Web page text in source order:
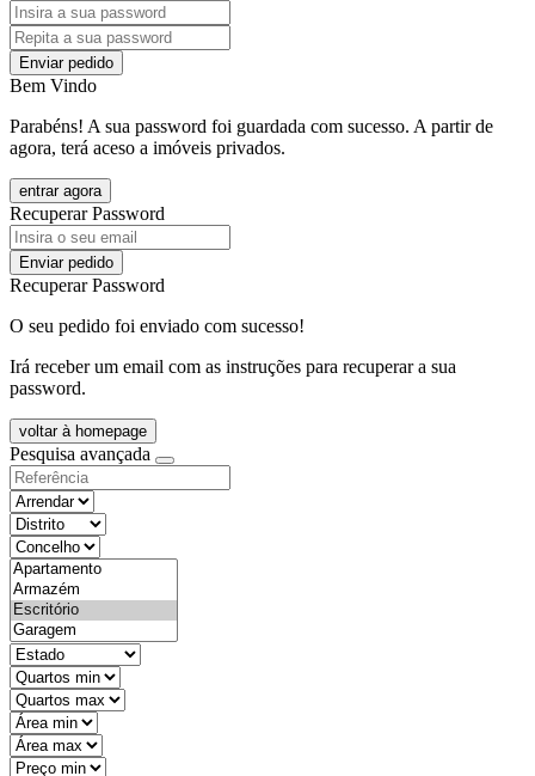
Enviar pedido
Bem Vindo
Parabéns! A sua password foi guardada com sucesso. A partir de
agora, terá aceso a imóveis privados.
entrar agora
Recuperar Password
Enviar pedido
Recuperar Password
O seu pedido foi enviado com sucesso!
Irá receber um email com as instruções para recuperar a sua
password.
voltar à homepage
Pesquisa avançada
objective
districtId
countyId
types
state
mintypo
maxtypo
minarea
maxarea
minprice